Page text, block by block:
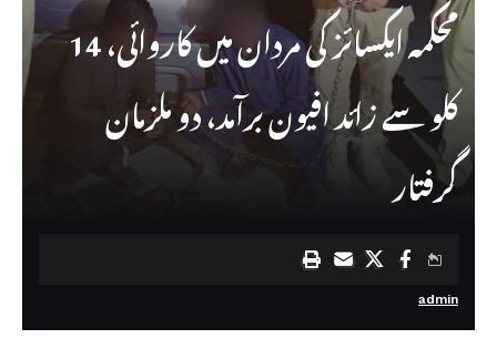
محکمہ ایکسائز کی مردان میں کاروائی، 14
کلو سے زائد افیون برآمد، دو ملزمان
گرفتار
admin